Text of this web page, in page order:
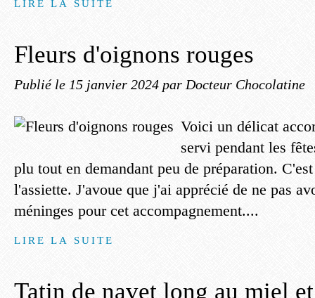
LIRE LA SUITE
Fleurs d'oignons rouges
Publié le 15 janvier 2024 par Docteur Chocolatine
Voici un délicat
servi pendant les
plu tout en demandant peu de préparation.
l'assiette. J'avoue que j'ai apprécié de ne pas
méninges pour cet accompagnement....
LIRE LA SUITE
Tatin de navet long au miel